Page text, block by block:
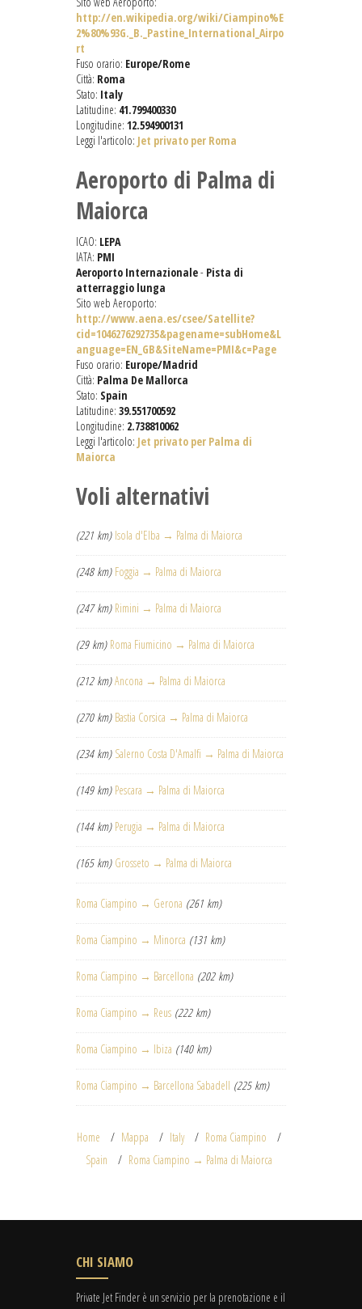
http://en.wikipedia.org/wiki/Ciampino%E
2%80%93G._B._Pastine_International_Airpo
rt
Fuso orario: Europe/Rome
Città: Roma
Stato: Italy
Latitudine: 41.799400330
Longitudine: 12.594900131
Leggi l'articolo: Jet privato per Roma
Aeroporto di Palma di
Maiorca
ICAO: LEPA
IATA: PMI
Aeroporto Internazionale- Pista di
atterraggio lunga
Sito web Aeroporto:
http://www.aena.es/csee/Satellite?
cid=1046276292735&pagename=subHome&L
anguage=EN_GB&SiteName=PMI&c=Page
Fuso orario: Europe/Madrid
Città: Palma De Mallorca
Stato: Spain
Latitudine: 39.551700592
Longitudine: 2.738810062
Leggi l'articolo: Jet privato per Palma di
Maiorca
Voli alternativi
(221 km) Isola d'Elba → Palma di Maiorca
(248 km) Foggia → Palma di Maiorca
(247 km) Rimini → Palma di Maiorca
(29 km) Roma Fiumicino → Palma di Maiorca
(212 km) Ancona → Palma di Maiorca
(270 km) Bastia Corsica → Palma di Maiorca
(234 km) Salerno Costa D'Amalfi → Palma di Maiorca
(149 km) Pescara → Palma di Maiorca
(144 km) Perugia → Palma di Maiorca
(165 km) Grosseto → Palma di Maiorca
Roma Ciampino → Gerona (261 km)
Roma Ciampino → Minorca (131 km)
Roma Ciampino → Barcellona (202 km)
Roma Ciampino → Reus (222 km)
Roma Ciampino → Ibiza (140 km)
Roma Ciampino → Barcellona Sabadell (225 km)
Home Mappa Italy
Roma Ciampino
Spain
Roma Ciampino → Palma di Maiorca
CHI SIAMO
Private Jet Finder è un servizio per la prenotazione e il